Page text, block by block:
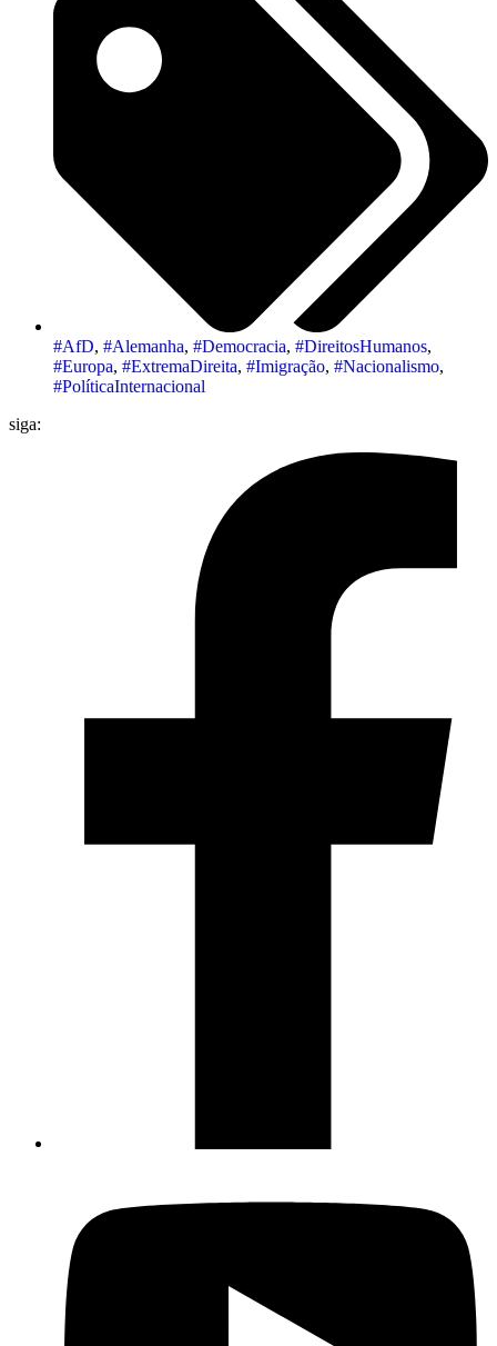
#AfD, #Alemanha, #Democracia, #DireitosHumanos,
#Europa, #ExtremaDireita, #Imigração, #Nacionalismo,
#PolíticaInternacional
siga: